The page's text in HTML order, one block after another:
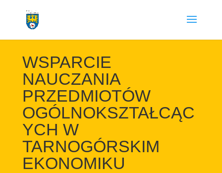
WSPARCIE
NAUCZANIA
PRZEDMIOTÓW
OGÓLNOKSZTAŁCĄC
YCH W
TARNOGÓRSKIM
EKONOMIKU